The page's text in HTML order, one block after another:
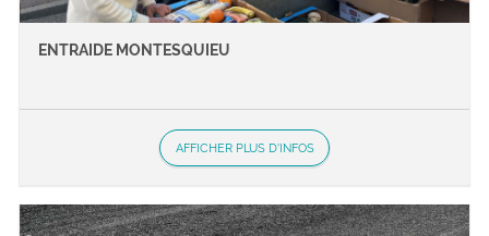
ENTRAIDE MONTESQUIEU
AFFICHER PLUS D'INFOS